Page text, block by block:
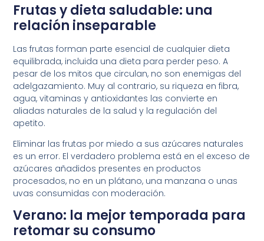
Frutas y dieta saludable: una
relación inseparable
Las frutas forman parte esencial de cualquier dieta
equilibrada, incluida una dieta para perder peso. A
pesar de los mitos que circulan, no son enemigas del
adelgazamiento. Muy al contrario, su riqueza en fibra,
agua, vitaminas y antioxidantes las convierte en
aliadas naturales de la salud y la regulación del
apetito.
Eliminar las frutas por miedo a sus azúcares naturales
es un error. El verdadero problema está en el exceso de
azúcares añadidos presentes en productos
procesados, no en un plátano, una manzana o unas
uvas consumidas con moderación.
Verano: la mejor temporada para
retomar su consumo